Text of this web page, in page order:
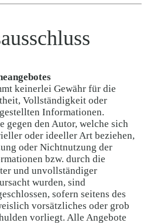
keinerlei Gewähr für die
Vollständigkeit oder
Informationen.
gegen den Autor, welche sich
oder ideeller Art beziehen,
oder Nichtnutzung der
bzw. durch die
und unvollständiger
wurden, sind
sofern seitens des
vorsätzliches oder grob
vorliegt. Alle Angebote